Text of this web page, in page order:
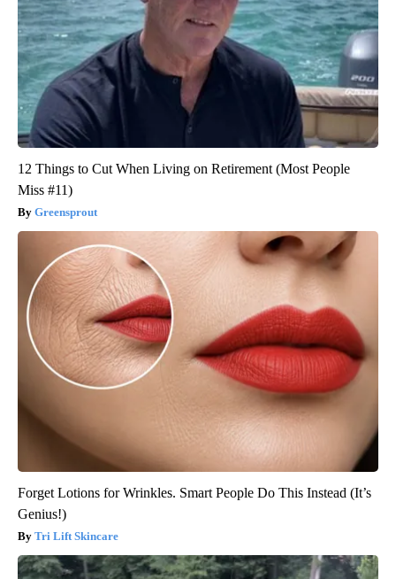
12 Things to Cut When Living on Retirement (Most People
Miss #11)
Greensprout
Forget Lotions for Wrinkles. Smart People Do This Instead (It’s
Genius!)
Tri Lift Skincare